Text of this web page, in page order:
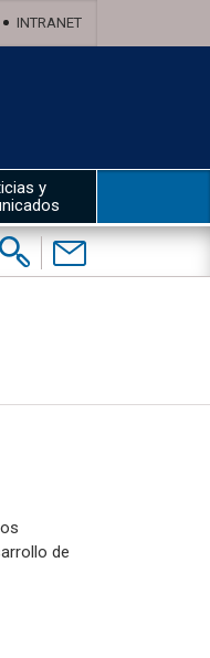
INTRANET
y
Contáctenos
de